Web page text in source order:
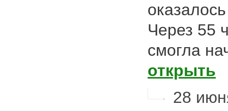
Через 55
смогла
открыть
28